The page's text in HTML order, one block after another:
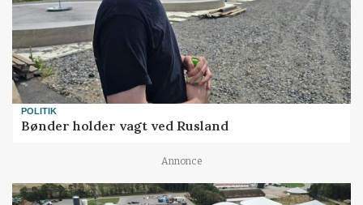
POLITIK
Bønder holder vagt ved Rusland
Annonce